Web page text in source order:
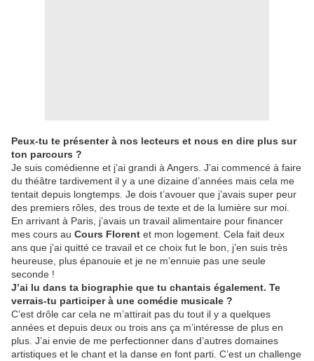
Peux-tu te présenter à nos lecteurs et nous en dire plus sur
ton parcours ?
Je suis comédienne et j’ai grandi à Angers. J’ai commencé à faire
du théâtre tardivement il y a une dizaine d’années mais cela me
tentait depuis longtemps. Je dois t’avouer que j’avais super peur
des premiers rôles, des trous de texte et de la lumière sur moi.
En arrivant à Paris, j’avais un travail alimentaire pour financer
mes cours au Cours Florent et mon logement. Cela fait deux
ans que j’ai quitté ce travail et ce choix fut le bon, j’en suis très
heureuse, plus épanouie et je ne m’ennuie pas une seule
seconde !
J’ai lu dans ta biographie que tu chantais également. Te
verrais-tu participer à une comédie musicale ?
C’est drôle car cela ne m’attirait pas du tout il y a quelques
années et depuis deux ou trois ans ça m’intéresse de plus en
plus. J’ai envie de me perfectionner dans d’autres domaines
artistiques et le chant et la danse en font parti. C’est un challenge